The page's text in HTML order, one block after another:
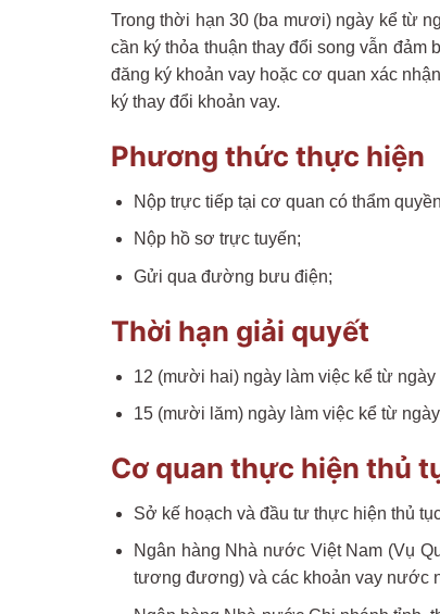
Trong thời hạn 30 (ba mươi) ngày kể từ
cần ký thỏa thuận thay đổi song vẫn
đăng ký khoản vay hoặc cơ quan xác
ký thay đổi khoản vay.
Phương thức thực hiện
Nộp trực tiếp tại cơ quan có thẩm
Nộp hồ sơ trực tuyến;
Gửi qua đường bưu điện;
Thời hạn giải quyết
12 (mười hai) ngày làm việc kể từ
15 (mười lăm) ngày làm việc kể từ
Cơ quan thực hiện thủ
Sở kế hoạch và đầu tư thực hiện thủ
Ngân hàng Nhà nước Việt Nam (Vụ
tương đương) và các khoản vay nước